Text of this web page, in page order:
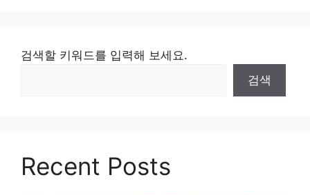
검색할 키워드를 입력해 보세요.
검색
Recent Posts